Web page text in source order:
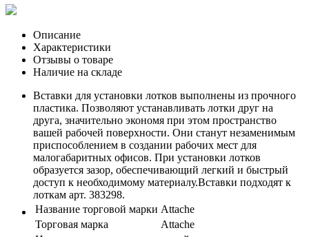
Описание
Характеристики
Отзывы о товаре
Наличие на складе
Вставки для установки лотков выполнены из прочного
пластика. Позволяют устанавливать лотки друг на
друга, значительно экономя при этом пространство
вашей рабочей поверхности. Они станут незаменимым
приспособлением в создании рабочих мест для
малогабаритных офисов. При установки лотков
образуется зазор, обеспечивающий легкий и быстрый
доступ к необходимому материалу.Вставки подходят к
лоткам арт. 383298.
Название торговой марки Attache
Торговая марка
Attache